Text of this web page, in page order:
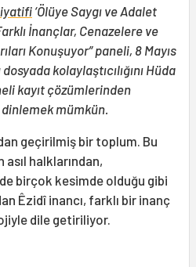
‘Ölüye Saygı ve Adalet
İnançlar, Cenazelere ve
Konuşuyor” paneli, 8 Mayıs
dosyada kolaylaştıcılığını Hüda
kayıt çözümlerinden
dinlemek mümkün.
geçirilmiş bir toplum. Bu
halklarından,
birçok kesimde olduğu gibi
Êzidî inancı, farklı bir inanç
dile getiriliyor.